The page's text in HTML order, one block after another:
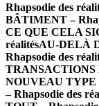
Rhapsodie des
BÂTIMENT –
CE QUE CELA
réalitésAU-DELÀ
Rhapsodie des
TRANSACTIONS
NOUVEAU TYPE
– Rhapsodie des